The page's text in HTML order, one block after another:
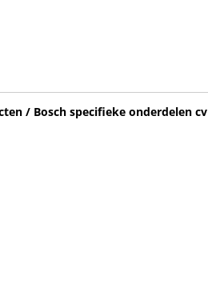
/ Bosch specifieke onderdelen cv